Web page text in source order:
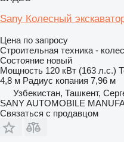
Sany Колесный
Цена по запросу
Строительная техника -
Состояние новый
Мощность 120 кВт (163 л.с.)
4,8 м Радиус копания 7,96 м
Узбекистан, Ташкент,
SANY AUTOMOBILE
Связаться с продавцом